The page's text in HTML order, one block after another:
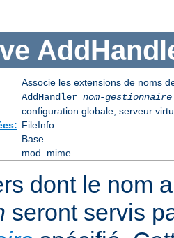
Associe les extensions de noms
AddHandler nom-gestionnaire
configuration globale, serveur
FileInfo
Base
mod_mime
dont le nom
seront servis